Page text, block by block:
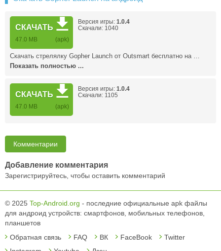
СКАЧАТЬ
47.0 MB (apk)
Версия игры: 1.0.4
Скачали: 1040
Скачать стрелялку Gopher Launch от Outsmart бесплатно на …
Показать полностью ...
СКАЧАТЬ
47.0 MB (apk)
Версия игры: 1.0.4
Скачали: 1105
Комментарии
Добавление комментария
Зарегистрируйтесь, чтобы оставить комментарий
© 2025 Top-Android.org - последние официальные apk файлы
для андроид устройств: смартфонов, мобильных телефонов,
планшетов
Обратная связь
FAQ ВК FaceBook
Twitter